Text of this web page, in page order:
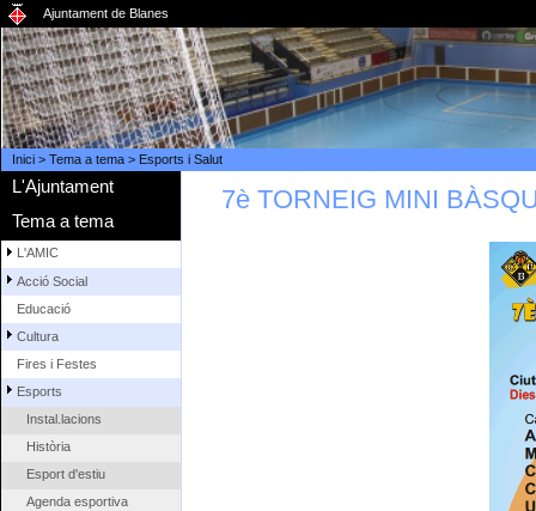
Ajuntament de Blanes
Inici> Tema a tema> Esports i Salut
L'Ajuntament
Tema a tema
L'AMIC
Acció Social
Educació
Cultura
Fires i Festes
Esports
Instal.lacions
Història
Esport d'estiu
Agenda esportiva
7è TORNEIG MINI